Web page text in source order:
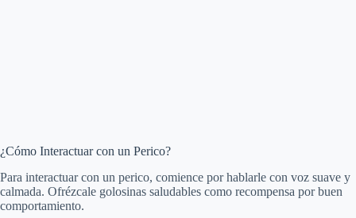
¿Cómo Interactuar con un Perico?
Para interactuar con un perico, comience por hablarle con voz suave y
calmada. Ofrézcale golosinas saludables como recompensa por buen
comportamiento.